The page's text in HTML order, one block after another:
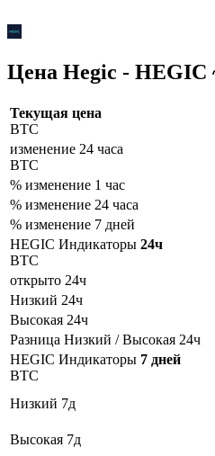
Цена Hegic - HEGIC
Текущая цена
BTC
изменение 24 часа
BTC
% изменение 1 час
% изменение 24 часа
% изменение 7 дней
HEGIC Индикаторы 24ч
BTC
открыто 24ч
Низкий 24ч
Высокая 24ч
Разница Низкий / Высокая 24ч
HEGIC Индикаторы 7 дней
BTC
Низкий 7д
Высокая 7д